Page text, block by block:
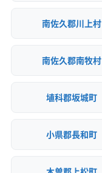
南佐久郡川上村
南佐久郡南牧村
埴科郡坂城町
小県郡長和町